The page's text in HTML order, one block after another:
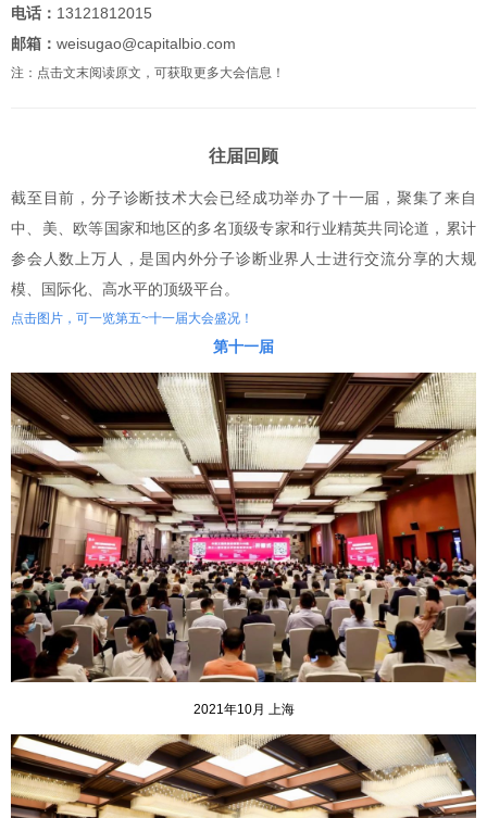
电话： 13121812015
邮箱： weisugao@capitalbio.com
注：点击文末阅读原文，可获取更多大会信息！
往届回顾
截至目前，分子诊断技术大会已经成功举办了十一届，聚集了来自
中、美、欧等国家和地区的多名顶级专家和行业精英共同论道，累计
参会人数上万人，是国内外分子诊断业界人士进行交流分享的大规
模、国际化、高水平的顶级平台。
点击图片，可一览第五~十一届大会盛况！
第十一届
2021年10月 上海